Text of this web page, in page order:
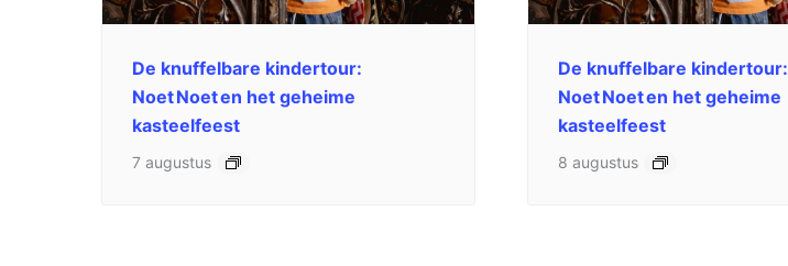
De knuffelbare kindertour:
Noet Noet en het geheime
kasteelfeest
7 augustus
De knuffelbare kindertour:
Noet Noet en het geheime
kasteelfeest
8 augustus